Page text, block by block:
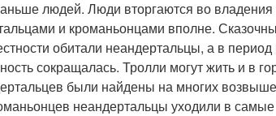
людей. Люди вторгаются во владения
и кроманьонцами вполне.
обитали неандертальцы, а в
сокращалась. Тролли могут жить и в
были найдены на многих
неандертальцы уходили в